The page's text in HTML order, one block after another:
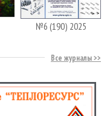
№6 (190) 2025
Все журналы